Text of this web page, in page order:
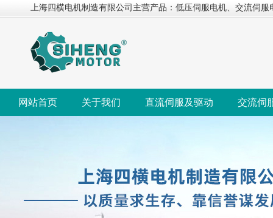
上海四横电机制造有限公司主营产品：低压伺服电机、交流伺
网站首页 关于我们 直流伺服及驱动 交流伺